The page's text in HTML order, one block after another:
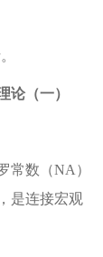
论（一）
常数（NA）
是连接宏观